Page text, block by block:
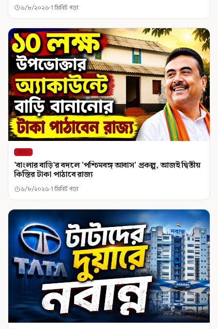
৬/৮/২০২৬ 1 মিনিট পড়া
রাজ্য
'বাংলার বাড়ি'র বদলে 'পশ্চিমবঙ্গ আবাস' প্রকল্প, আজই দ্বিতীয়
কিস্তির টাকা পাঠাবে রাজ্য
৬/৮/২০২৬ 1 মিনিট পড়া